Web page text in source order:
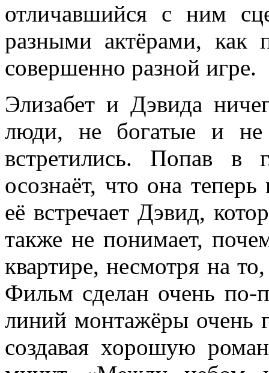
отличавшийся с ним
разными актёрами, как
совершенно разной игре.
Элизабет и Дэвида
люди, не богатые и
встретились. Попав в
осознаёт, что она
её встречает Дэвид,
также не понимает,
квартире, несмотря на
Фильм сделан очень по-
линий монтажёры очень
создавая хорошую